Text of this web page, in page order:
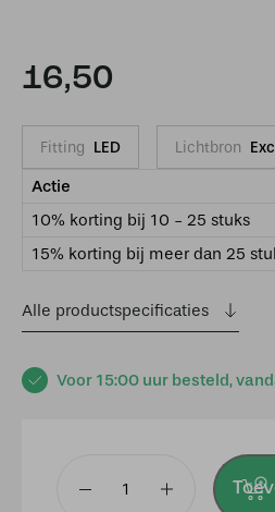
Voor 15:00 uur besteld,
16,50
Fitting LED Lichtbron
Alle productspecificaties
Inbouwspot
Actie
10% korting bij 10 - 25 stuks
15% korting bij meer dan 25